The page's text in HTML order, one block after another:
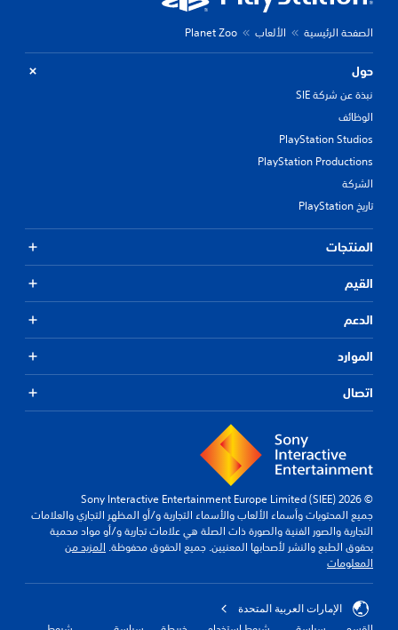
الصفحة الرئيسية الألعاب Planet Zoo
حول
نبذة عن شركة SIE
الوظائف
PlayStation Studios
PlayStation Productions
الشركة
تاريخ PlayStation
المنتجات
القيم
الدعم
الموارد
اتصال
© 2026 Sony Interactive Entertainment Europe Limited (SIEE)
جميع المحتويات وأسماء الألعاب والأسماء التجارية و/أو المظهر التجاري والعلامات
التجارية والصور الفنية والصورة ذات الصلة هي علامات تجارية و/أو مواد محمية
بحقوق الطبع والنشر لأصحابها المعنيين. جميع الحقوق محفوظة. المزيد من
المعلومات
الإمارات العربية المتحدة